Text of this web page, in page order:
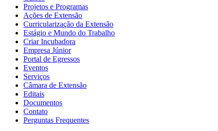
Projetos e Programas
Ações de Extensão
Curricularização da Extensão
Estágio e Mundo do Trabalho
Criar Incubadora
Empresa Júnior
Portal de Egressos
Eventos
Serviços
Câmara de Extensão
Editais
Documentos
Contato
Perguntas Frequentes